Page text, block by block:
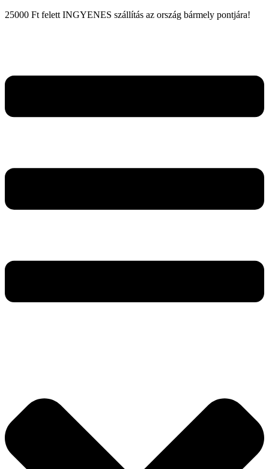
25000 Ft felett INGYENES szállítás az ország bármely pontjára!